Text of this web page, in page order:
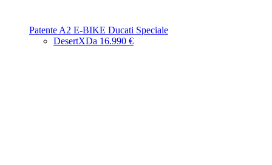
Patente A2 E-BIKE Ducati Speciale
DesertXDa 16.990 €